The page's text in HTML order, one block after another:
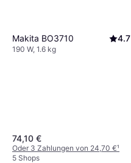
Makita BO3710 4.7
190 W, 1.6 kg
74,10 €
Oder 3 Zahlungen von 24,70 €¹
5 Shops